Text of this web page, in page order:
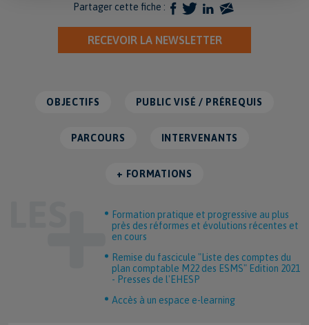
Partager cette fiche :
RECEVOIR LA NEWSLETTER
OBJECTIFS PUBLIC VISÉ / PRÉREQUIS
PARCOURS INTERVENANTS
+ FORMATIONS
Formation pratique et progressive au plus
près des réformes et évolutions récentes et
en cours
Remise du fascicule "Liste des comptes du
plan comptable M22 des ESMS" Edition 2021
- Presses de l'EHESP
Accès à un espace e-learning